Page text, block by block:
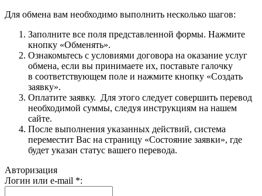
Для обмена вам необходимо выполнить несколько шагов:
Заполните все поля представленной формы. Нажмите
кнопку «Обменять».
Ознакомьтесь с условиями договора на оказание услуг
обмена, если вы принимаете их, поставьте галочку
в соответствующем поле и нажмите кнопку «Создать
заявку».
Оплатите заявку. Для этого следует совершить перевод
необходимой суммы, следуя инструкциям на нашем
сайте.
После выполнения указанных действий, система
переместит Вас на страницу «Состояние заявки», где
будет указан статус вашего перевода.
Авторизация
Логин или e-mail *: